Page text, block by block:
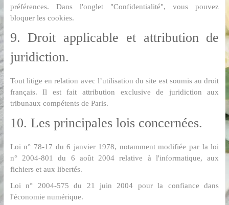
préférences. Dans l'onglet "Confidentialité", vous pouvez
bloquer les cookies.
9. Droit applicable et attribution de
juridiction.
Tout litige en relation avec l’utilisation du site est soumis au droit
français. Il est fait attribution exclusive de juridiction aux
tribunaux compétents de Paris.
10. Les principales lois concernées.
Loi n° 78-17 du 6 janvier 1978, notamment modifiée par la loi
n° 2004-801 du 6 août 2004 relative à l'informatique, aux
fichiers et aux libertés.
Loi n° 2004-575 du 21 juin 2004 pour la confiance dans
l'économie numérique.